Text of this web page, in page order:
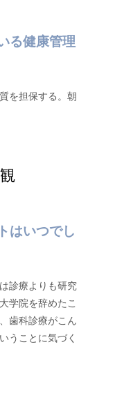
る健康管理
を担保する。朝
はいつでし
診療よりも研究
学院を辞めたこ
歯科診療がこん
うことに気づく